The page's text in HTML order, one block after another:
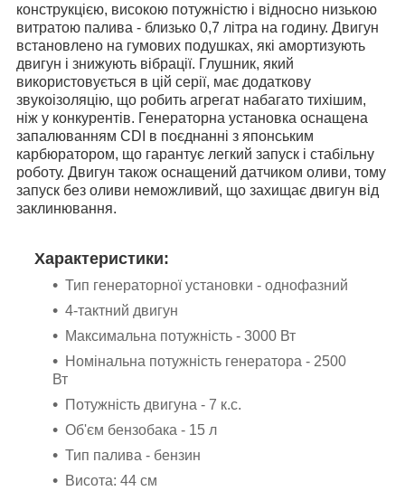
конструкцією, високою потужністю і відносно низькою
витратою палива - близько 0,7 літра на годину. Двигун
встановлено на гумових подушках, які амортизують
двигун і знижують вібрації. Глушник, який
використовується в цій серії, має додаткову
звукоізоляцію, що робить агрегат набагато тихішим,
ніж у конкурентів. Генераторна установка оснащена
запалюванням CDI в поєднанні з японським
карбюратором, що гарантує легкий запуск і стабільну
роботу. Двигун також оснащений датчиком оливи, тому
запуск без оливи неможливий, що захищає двигун від
заклинювання.
Характеристики:
Тип генераторної установки - однофазний
4-тактний двигун
Максимальна потужність - 3000 Вт
Номінальна потужність генератора - 2500
Вт
Потужність двигуна - 7 к.с.
Об'єм бензобака - 15 л
Тип палива - бензин
Висота: 44 см